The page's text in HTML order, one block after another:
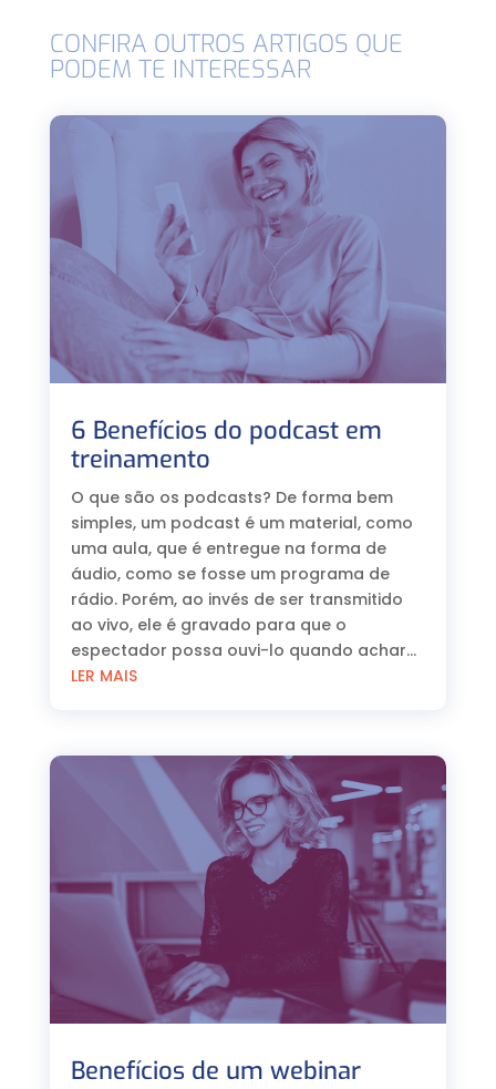
CONFIRA OUTROS ARTIGOS QUE
PODEM TE INTERESSAR
6 Benefícios do podcast em
treinamento
O que são os podcasts? De forma bem
simples, um podcast é um material, como
uma aula, que é entregue na forma de
áudio, como se fosse um programa de
rádio. Porém, ao invés de ser transmitido
ao vivo, ele é gravado para que o
espectador possa ouvi-lo quando achar...
LER MAIS
Benefícios de um webinar